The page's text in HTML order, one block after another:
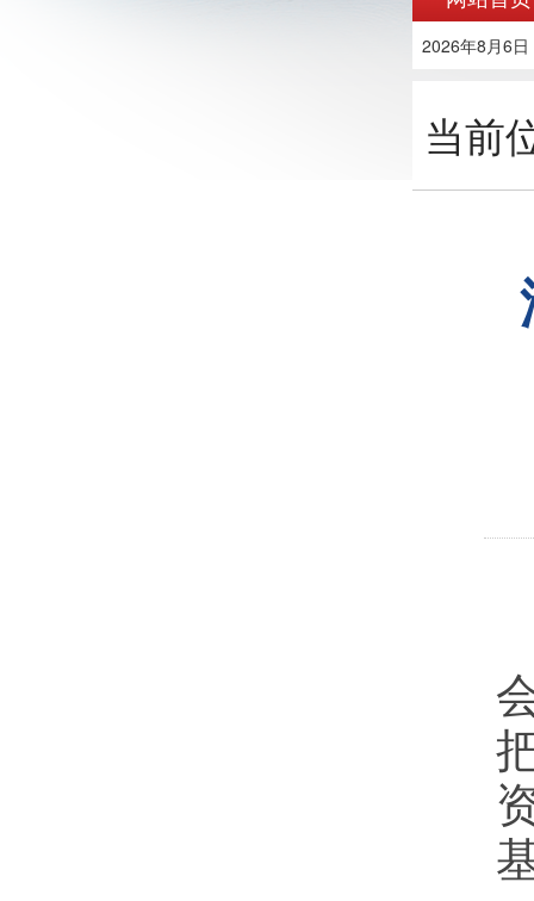
2026年8月6
当前